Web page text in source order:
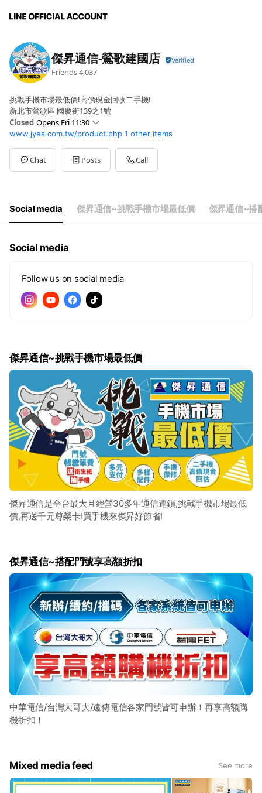
傑昇通信-鶯歌建國店
Friends4,037
挑戰手機市場最低價!高價現金回收二手機!
新北市鶯歌區 國慶街139之1號
Closed Opens Fri 11:30
Sun11:00 - 21:00
Mon11:30 - 21:00
Tue11:30 - 21:00
Wed11:30 - 21:00
11:00 - 21:00
門市全年無休，誠摯為您服務
www.jyes.com.tw/product.php 1 other items
Chat Posts Call
Social media 傑昇通信~挑戰手機市場最低價 傑昇通信~搭
Social media
Follow us on social media
傑昇通信~挑戰手機市場最低價
傑昇通信是全台最大且經營30多年通信連鎖,挑戰手機市場最低
價,再送千元尊榮卡!買手機來傑昇好節省!
傑昇通信~搭配門號享高額折扣
中華電信/台灣大哥大/遠傳電信各家門號皆可申辦！再享高額購
機折扣！
Mixed media feed See more